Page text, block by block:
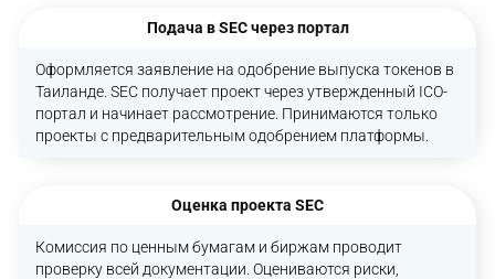
Подача в SEC через портал
Оформляется заявление на одобрение выпуска токенов в
Таиланде. SEC получает проект через утвержденный ICO-
портал и начинает рассмотрение. Принимаются только
проекты с предварительным одобрением платформы.
Оценка проекта SEC
Комиссия по ценным бумагам и биржам проводит
проверку всей документации. Оцениваются риски,